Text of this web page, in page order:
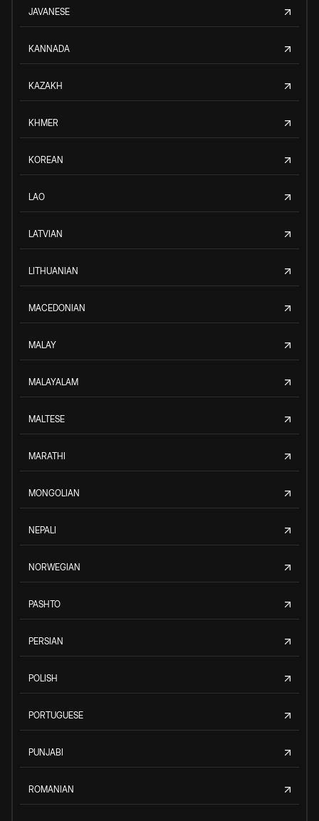
JAVANESE
KANNADA
KAZAKH
KHMER
KOREAN
LAO
LATVIAN
LITHUANIAN
MACEDONIAN
MALAY
MALAYALAM
MALTESE
MARATHI
MONGOLIAN
NEPALI
NORWEGIAN
PASHTO
PERSIAN
POLISH
PORTUGUESE
PUNJABI
ROMANIAN